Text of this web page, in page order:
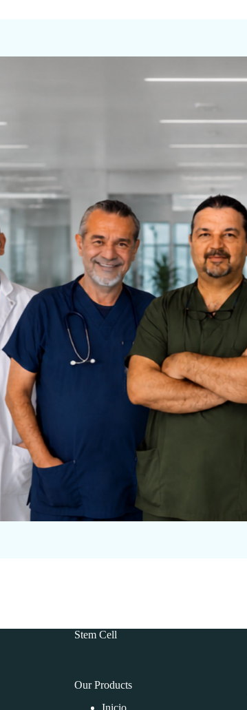
Stem Cell
Our Products
Inicio